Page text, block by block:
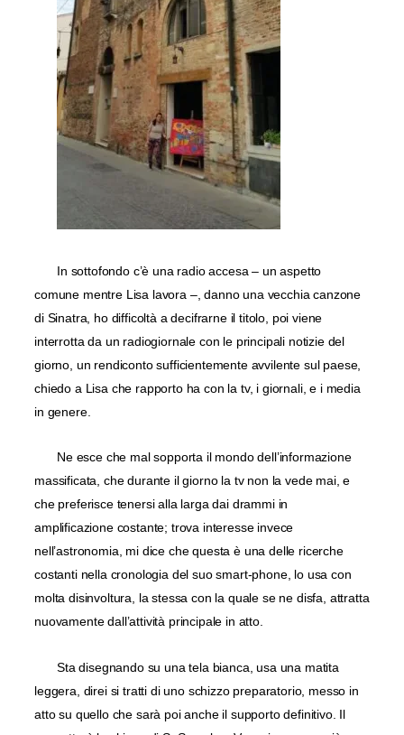
In sottofondo c’è una radio accesa – un aspetto
comune mentre Lisa lavora –, danno una vecchia canzone
di Sinatra, ho difficoltà a decifrarne il titolo, poi viene
interrotta da un radiogiornale con le principali notizie del
giorno, un rendiconto sufficientemente avvilente sul paese,
chiedo a Lisa che rapporto ha con la tv, i giornali, e i media
in genere.
Ne esce che mal sopporta il mondo dell’informazione
massificata, che durante il giorno la tv non la vede mai, e
che preferisce tenersi alla larga dai drammi in
amplificazione costante; trova interesse invece
nell’astronomia, mi dice che questa è una delle ricerche
costanti nella cronologia del suo smart-phone, lo usa con
molta disinvoltura, la stessa con la quale se ne disfa, attratta
nuovamente dall’attività principale in atto.
Sta disegnando su una tela bianca, usa una matita
leggera, direi si tratti di uno schizzo preparatorio, messo in
atto su quello che sarà poi anche il supporto definitivo. Il